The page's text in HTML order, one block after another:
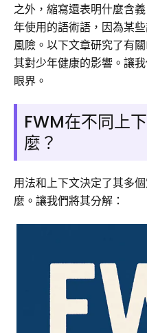
之外，縮寫還表明什麼含
年使用的語術語，因為某
風險。以下文章研究了有
其對少年健康的影響。讓
眼界。
FWM在不同上
麼？
用法和上下文決定了其多
麼。讓我們將其分解：